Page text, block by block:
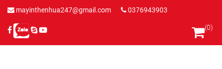
mayinthenhua247@gmail.com 0376943903
(0)